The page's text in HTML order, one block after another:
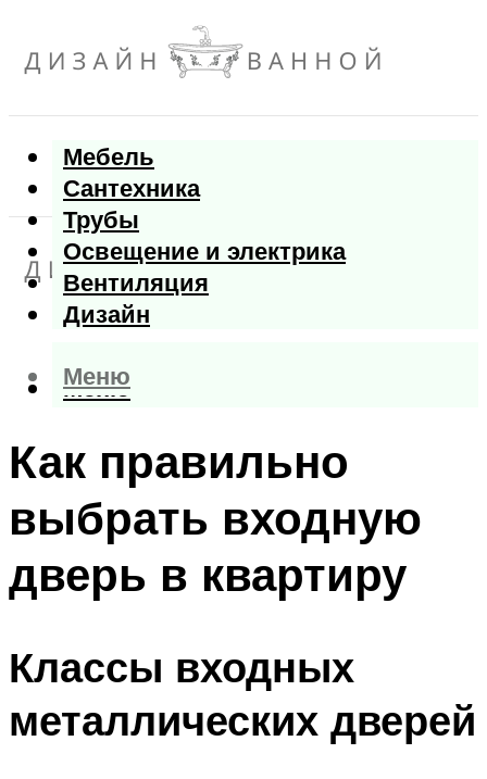
Мебель
Сантехника
Трубы
Освещение и электрика
Вентиляция
Дизайн
Меню
Меню
Как правильно
выбрать входную
дверь в квартиру
Классы входных
металлических дверей